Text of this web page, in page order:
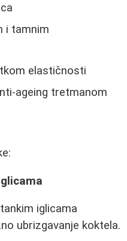
i tamnim
elastičnosti
ageing tretmanom
iglicama
ubrizgavanje koktela.